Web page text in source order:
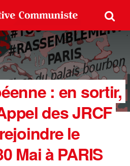
: en sortir,
des JRCF
le
Mai à PARIS